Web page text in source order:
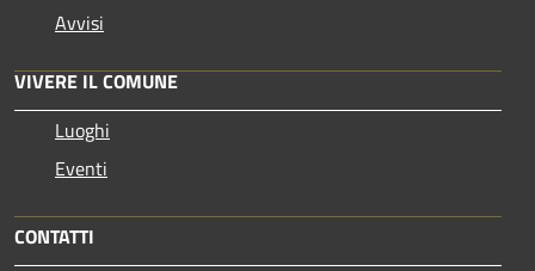
Avvisi
VIVERE IL COMUNE
Luoghi
Eventi
CONTATTI